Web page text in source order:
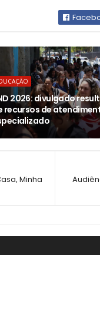
2026: divulgado
recursos de
Minha